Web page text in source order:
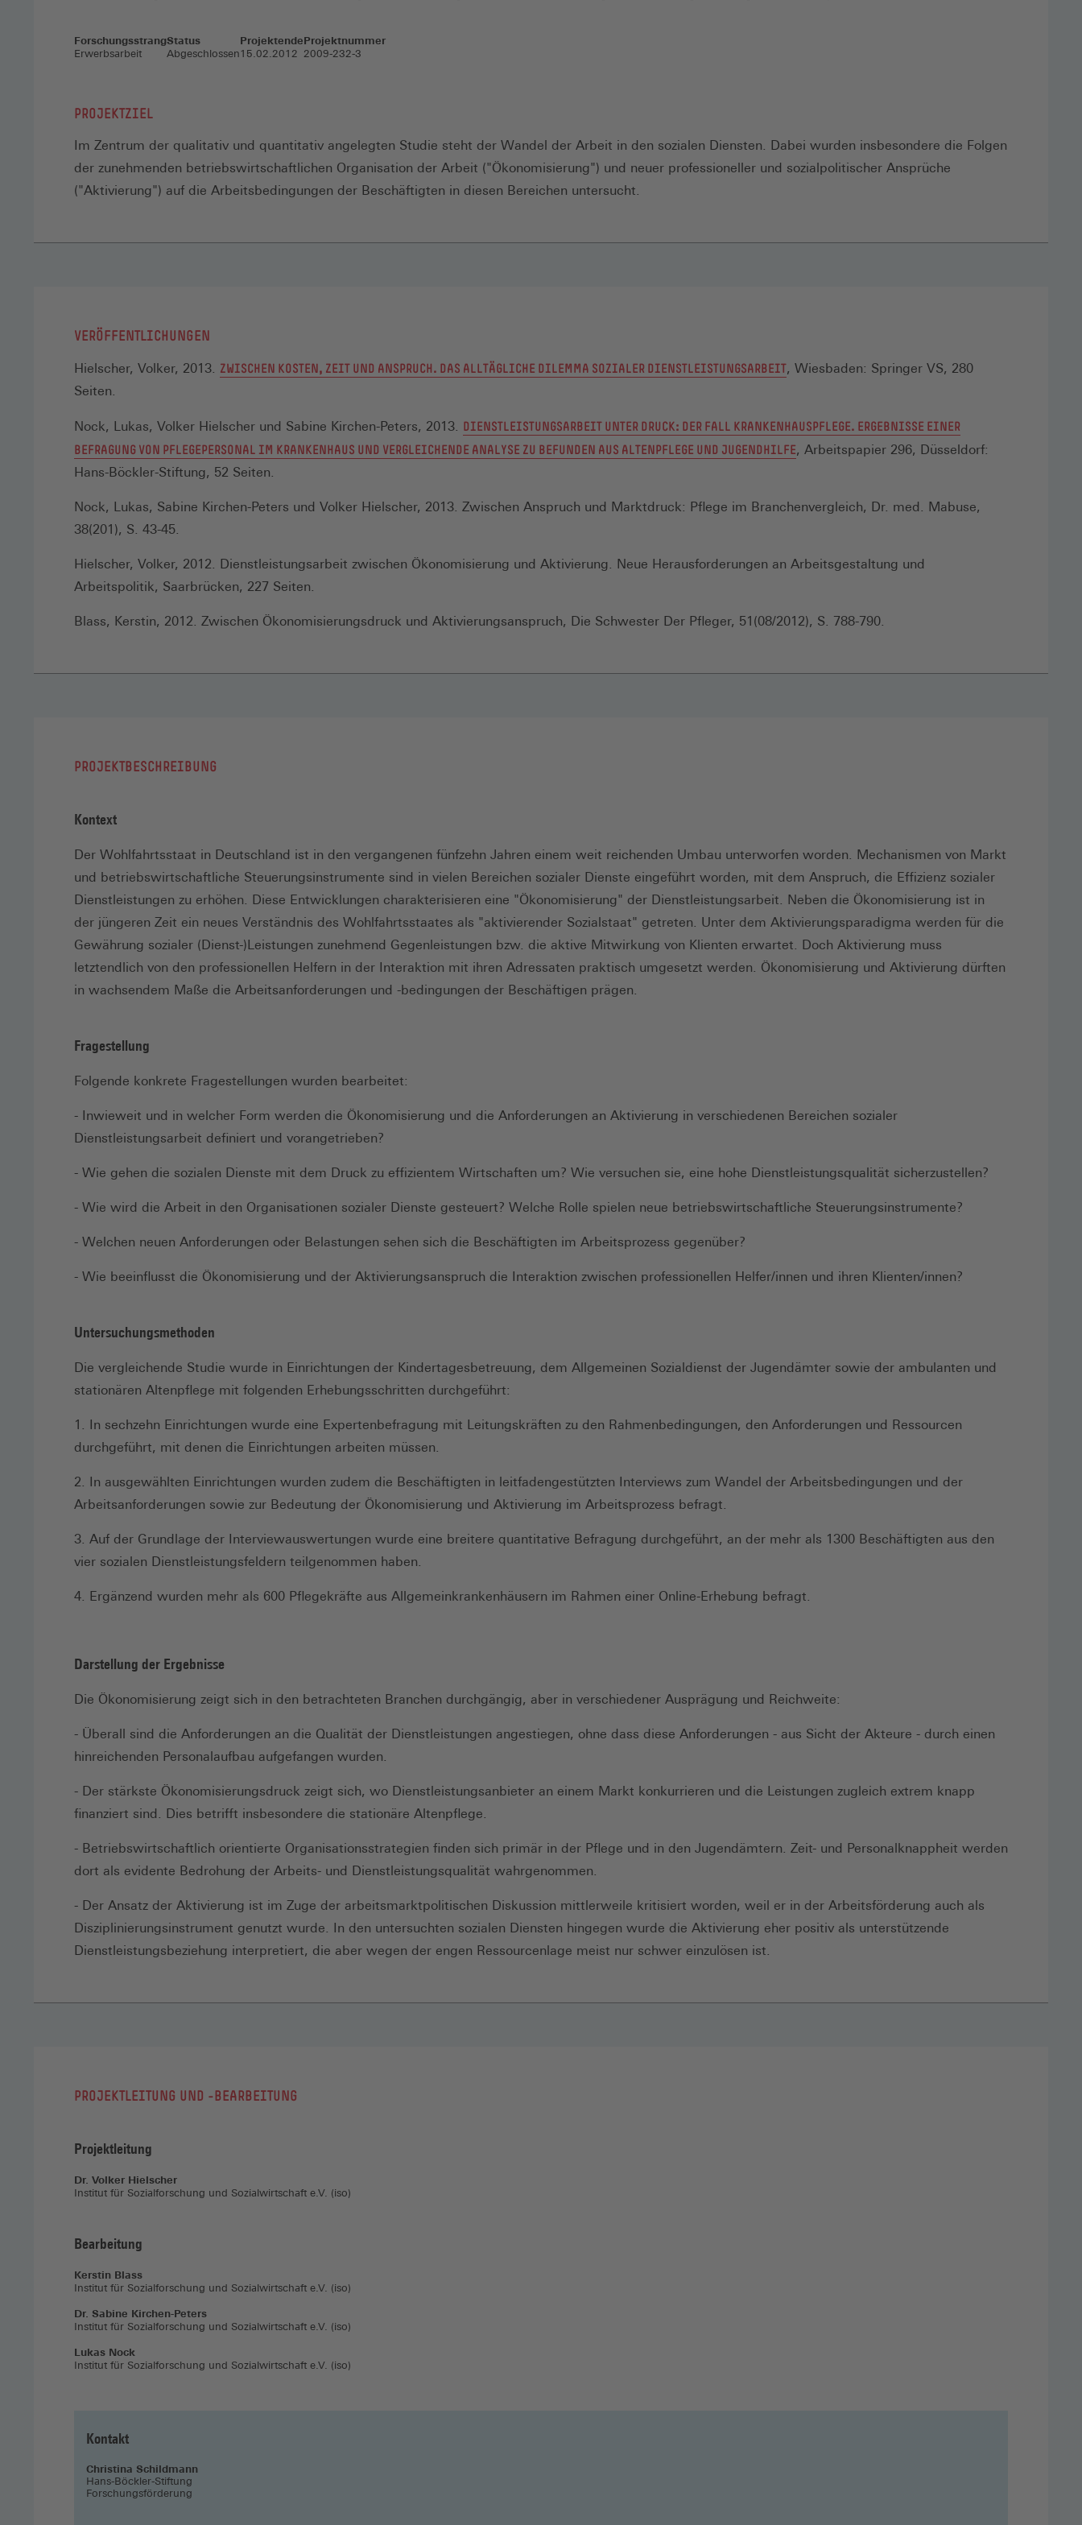
Forschungsstrang
Erwerbsarbeit
Status
Abgeschlossen
Projektende
15.02.2012
Projektnummer
2009-232-3
PROJEKTZIEL
Im Zentrum der qualitativ und quantitativ angelegten Studie steht der Wandel der Arbeit in den sozialen Diensten. Dabei wurden insbesondere die Folgen
der zunehmenden betriebswirtschaftlichen Organisation der Arbeit ("Ökonomisierung") und neuer professioneller und sozialpolitischer Ansprüche
("Aktivierung") auf die Arbeitsbedingungen der Beschäftigten in diesen Bereichen untersucht.
VERÖFFENTLICHUNGEN
Hielscher, Volker, 2013. ZWISCHEN KOSTEN, ZEIT UND ANSPRUCH. DAS ALLTÄGLICHE DILEMMA SOZIALER DIENSTLEISTUNGSARBEIT(ÖFFNET
NEUEN
FENSTER)
, Wiesbaden: Springer VS, 280
Seiten.
Nock, Lukas, Volker Hielscher und Sabine Kirchen-Peters, 2013. DIENSTLEISTUNGSARBEIT UNTER DRUCK: DER FALL KRANKENHAUSPFLEGE. ERGEBNISSE EINER
BEFRAGUNG VON PFLEGEPERSONAL IM KRANKENHAUS UND VERGLEICHENDE ANALYSE ZU BEFUNDEN AUS ALTENPFLEGE UND JUGENDHILFE (ÖFFNET
NEUEN
, Arbeitspapier 296, Düsseldorf:
Hans-Böckler-Stiftung, 52 Seiten.
Nock, Lukas, Sabine Kirchen-Peters und Volker Hielscher, 2013. Zwischen Anspruch und Marktdruck: Pflege im Branchenvergleich, Dr. med. Mabuse,
38(201), S. 43-45.
Hielscher, Volker, 2012. Dienstleistungsarbeit zwischen Ökonomisierung und Aktivierung. Neue Herausforderungen an Arbeitsgestaltung und
Arbeitspolitik, Saarbrücken, 227 Seiten.
Blass, Kerstin, 2012. Zwischen Ökonomisierungsdruck und Aktivierungsanspruch, Die Schwester Der Pfleger, 51(08/2012), S. 788-790.
PROJEKTBESCHREIBUNG
Kontext
Der Wohlfahrtsstaat in Deutschland ist in den vergangenen fünfzehn Jahren einem weit reichenden Umbau unterworfen worden. Mechanismen von Markt
und betriebswirtschaftliche Steuerungsinstrumente sind in vielen Bereichen sozialer Dienste eingeführt worden, mit dem Anspruch, die Effizienz sozialer
Dienstleistungen zu erhöhen. Diese Entwicklungen charakterisieren eine "Ökonomisierung" der Dienstleistungsarbeit. Neben die Ökonomisierung ist in
der jüngeren Zeit ein neues Verständnis des Wohlfahrtsstaates als "aktivierender Sozialstaat" getreten. Unter dem Aktivierungsparadigma werden für die
Gewährung sozialer (Dienst-)Leistungen zunehmend Gegenleistungen bzw. die aktive Mitwirkung von Klienten erwartet. Doch Aktivierung muss
letztendlich von den professionellen Helfern in der Interaktion mit ihren Adressaten praktisch umgesetzt werden. Ökonomisierung und Aktivierung dürften
in wachsendem Maße die Arbeitsanforderungen und -bedingungen der Beschäftigen prägen.
Fragestellung
Folgende konkrete Fragestellungen wurden bearbeitet:
- Inwieweit und in welcher Form werden die Ökonomisierung und die Anforderungen an Aktivierung in verschiedenen Bereichen sozialer
Dienstleistungsarbeit definiert und vorangetrieben?
- Wie gehen die sozialen Dienste mit dem Druck zu effizientem Wirtschaften um? Wie versuchen sie, eine hohe Dienstleistungsqualität sicherzustellen?
- Wie wird die Arbeit in den Organisationen sozialer Dienste gesteuert? Welche Rolle spielen neue betriebswirtschaftliche Steuerungsinstrumente?
- Welchen neuen Anforderungen oder Belastungen sehen sich die Beschäftigten im Arbeitsprozess gegenüber?
- Wie beeinflusst die Ökonomisierung und der Aktivierungsanspruch die Interaktion zwischen professionellen Helfer/innen und ihren Klienten/innen?
Untersuchungsmethoden
Die vergleichende Studie wurde in Einrichtungen der Kindertagesbetreuung, dem Allgemeinen Sozialdienst der Jugendämter sowie der ambulanten und
stationären Altenpflege mit folgenden Erhebungsschritten durchgeführt:
1. In sechzehn Einrichtungen wurde eine Expertenbefragung mit Leitungskräften zu den Rahmenbedingungen, den Anforderungen und Ressourcen
durchgeführt, mit denen die Einrichtungen arbeiten müssen.
2. In ausgewählten Einrichtungen wurden zudem die Beschäftigten in leitfadengestützten Interviews zum Wandel der Arbeitsbedingungen und der
Arbeitsanforderungen sowie zur Bedeutung der Ökonomisierung und Aktivierung im Arbeitsprozess befragt.
3. Auf der Grundlage der Interviewauswertungen wurde eine breitere quantitative Befragung durchgeführt, an der mehr als 1300 Beschäftigten aus den
vier sozialen Dienstleistungsfeldern teilgenommen haben.
4. Ergänzend wurden mehr als 600 Pflegekräfte aus Allgemeinkrankenhäusern im Rahmen einer Online-Erhebung befragt.
Darstellung der Ergebnisse
Die Ökonomisierung zeigt sich in den betrachteten Branchen durchgängig, aber in verschiedener Ausprägung und Reichweite:
- Überall sind die Anforderungen an die Qualität der Dienstleistungen angestiegen, ohne dass diese Anforderungen - aus Sicht der Akteure - durch einen
hinreichenden Personalaufbau aufgefangen wurden.
- Der stärkste Ökonomisierungsdruck zeigt sich, wo Dienstleistungsanbieter an einem Markt konkurrieren und die Leistungen zugleich extrem knapp
finanziert sind. Dies betrifft insbesondere die stationäre Altenpflege.
- Betriebswirtschaftlich orientierte Organisationsstrategien finden sich primär in der Pflege und in den Jugendämtern. Zeit- und Personalknappheit werden
dort als evidente Bedrohung der Arbeits- und Dienstleistungsqualität wahrgenommen.
- Der Ansatz der Aktivierung ist im Zuge der arbeitsmarktpolitischen Diskussion mittlerweile kritisiert worden, weil er in der Arbeitsförderung auch als
Disziplinierungsinstrument genutzt wurde. In den untersuchten sozialen Diensten hingegen wurde die Aktivierung eher positiv als unterstützende
Dienstleistungsbeziehung interpretiert, die aber wegen der engen Ressourcenlage meist nur schwer einzulösen ist.
PROJEKTLEITUNG UND -BEARBEITUNG
Projektleitung
Dr. Volker Hielscher
Institut für Sozialforschung und Sozialwirtschaft e.V. (iso)
Bearbeitung
Kerstin Blass
Institut für Sozialforschung und Sozialwirtschaft e.V. (iso)
Dr. Sabine Kirchen-Peters
Institut für Sozialforschung und Sozialwirtschaft e.V. (iso)
Lukas Nock
Institut für Sozialforschung und Sozialwirtschaft e.V. (iso)
Kontakt
Christina Schildmann
Hans-Böckler-Stiftung
Forschungsförderung